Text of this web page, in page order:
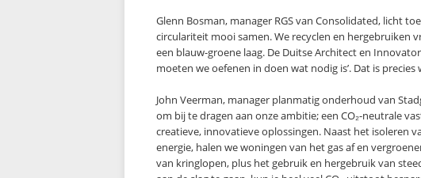
Glenn Bosman, manager RGS van Consolidated, licht
circulariteit mooi samen. We recyclen en hergebruiken
een blauw-groene laag. De Duitse Architect en
moeten we oefenen in doen wat nodig is’. Dat is
John Veerman, manager planmatig onderhoud van
om bij te dragen aan onze ambitie; een CO₂-neutrale
creatieve, innovatieve oplossingen. Naast het isoleren
energie, halen we woningen van het gas af en
van kringlopen, plus het gebruik en hergebruik van